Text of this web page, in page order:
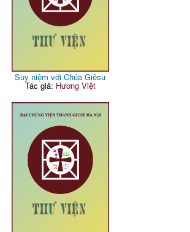
Suy niệm với Chúa Giêsu
Tác giả: Hương Việt